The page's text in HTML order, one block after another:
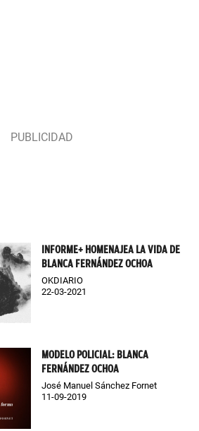
INFORME+ HOMENAJEA LA VIDA DE
BLANCA FERNÁNDEZ OCHOA
OKDIARIO
22-03-2021
MODELO POLICIAL: BLANCA
FERNÁNDEZ OCHOA
José Manuel Sánchez Fornet
11-09-2019